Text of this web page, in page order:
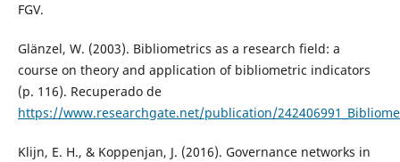
FGV.
Glänzel, W. (2003). Bibliometrics as a research field: a
course on theory and application of bibliometric indicators
(p. 116). Recuperado de
https://www.researchgate.net/publication/
Klijn, E. H., & Koppenjan, J. (2016). Governance networks in